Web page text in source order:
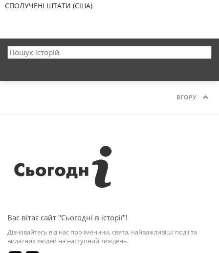
СПОЛУЧЕНІ ШТАТИ (США)
ВГОРУ
Вас вітає сайт "Сьогодні в історії"!
Дізнавайтесь від нас про іменини, свята, найважливіші події та
видатних людей на наступний тиждень.